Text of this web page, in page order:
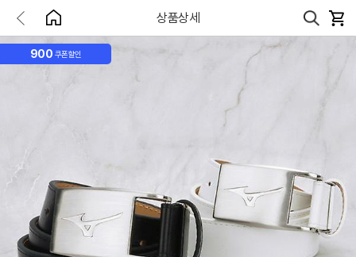
상품상세
900 쿠폰할인